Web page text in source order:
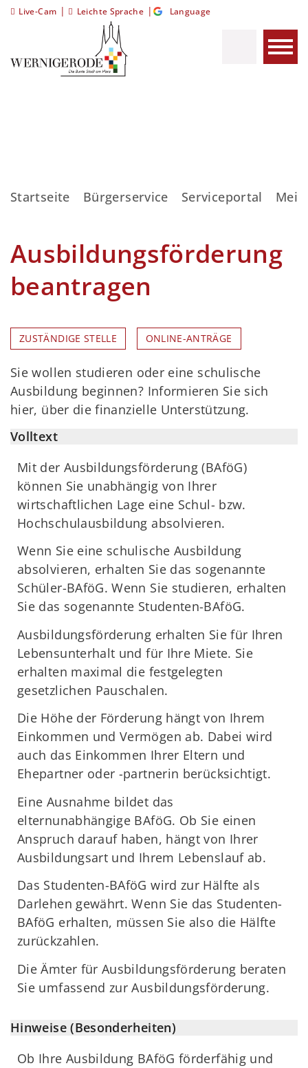
Live-Cam | Leichte Sprache | Language
Startseite Bürgerservice Serviceportal
Ausbildungsförderung
beantragen
ZUSTÄNDIGE STELLE ONLINE-ANTRÄGE
Sie wollen studieren oder eine schulische
Ausbildung beginnen? Informieren Sie sich
hier, über die finanzielle Unterstützung.
Volltext
Mit der Ausbildungsförderung (BAföG)
können Sie unabhängig von Ihrer
wirtschaftlichen Lage eine Schul- bzw.
Hochschulausbildung absolvieren.
Wenn Sie eine schulische Ausbildung
absolvieren, erhalten Sie das sogenannte
Schüler-BAföG. Wenn Sie studieren, erhalten
Sie das sogenannte Studenten-BAföG.
Ausbildungsförderung erhalten Sie für Ihren
Lebensunterhalt und für Ihre Miete. Sie
erhalten maximal die festgelegten
gesetzlichen Pauschalen.
Die Höhe der Förderung hängt von Ihrem
Einkommen und Vermögen ab. Dabei wird
auch das Einkommen Ihrer Eltern und
Ehepartner oder -partnerin berücksichtigt.
Eine Ausnahme bildet das
elternunabhängige BAföG. Ob Sie einen
Anspruch darauf haben, hängt von Ihrer
Ausbildungsart und Ihrem Lebenslauf ab.
Das Studenten-BAföG wird zur Hälfte als
Darlehen gewährt. Wenn Sie das Studenten-
BAföG erhalten, müssen Sie also die Hälfte
zurückzahlen.
Die Ämter für Ausbildungsförderung beraten
Sie umfassend zur Ausbildungsförderung.
Hinweise (Besonderheiten)
Ob Ihre Ausbildung BAföG förderfähig und